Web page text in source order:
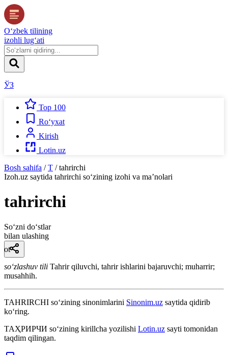
O‘zbek tilining
izohli lug‘ati
ЎЗ
Top 100
Ro‘yxat
Kirish
Lotin.uz
Bosh sahifa / T / tahrirchi
Izoh.uz saytida tahrirchi so‘zining izohi va ma’nolari
tahrirchi
So‘zni do‘stlar
bilan ulashing
ot
so‘zlashuv tili Tahrir qiluvchi, tahrir ishlarini bajaruvchi; muharrir;
musahhih.
TAHRIRCHI so‘zining sinonimlarini Sinonim.uz saytida qidirib
ko‘ring.
ТАҲРИРЧИ so‘zining kirillcha yozilishi Lotin.uz sayti tomonidan
taqdim qilingan.